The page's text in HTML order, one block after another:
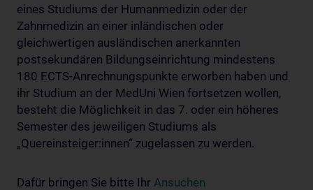
eines Studiums der Humanmedizin oder der
Zahnmedizin an einer inländischen oder
gleichwertigen ausländischen anerkannten
postsekundären Bildungseinrichtung mindestens
180 ECTS-Anrechnungspunkte erworben haben und
ihr Studium an der MedUni Wien fortsetzen wollen,
besteht die Möglichkeit in das 7. oder ein höheres
Semester des jeweiligen Studiums als
„Quereinsteiger:innen“ zugelassen zu werden.
Dafür bringen Sie bitte Ihr Ansuchen